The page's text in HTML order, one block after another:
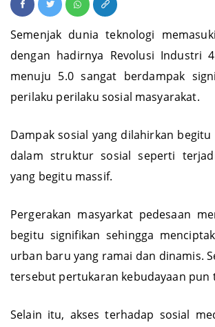
Semenjak dunia teknologi
dengan hadirnya Revolusi Industri
menuju 5.0 sangat berdampak
perilaku perilaku sosial masyarakat.
Dampak sosial yang dilahirkan
dalam struktur sosial seperti
yang begitu massif.
Pergerakan masyarkat pedesaan
begitu signifikan sehingga
urban baru yang ramai dan dinamis.
tersebut pertukaran kebudayaan pun
Selain itu, akses terhadap sosial